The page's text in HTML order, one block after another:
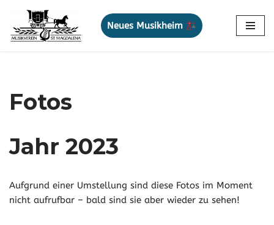
Zum
Neues Musikheim
Fotos
Jahr 2023
Aufgrund einer Umstellung sind diese Fotos im Moment
nicht aufrufbar – bald sind sie aber wieder zu sehen!